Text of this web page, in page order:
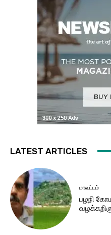
LATEST ARTICLES
மாவட்டம்
பழநி